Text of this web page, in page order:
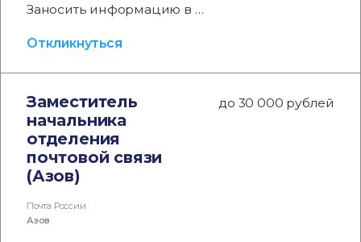
Заносить информацию в …
Откликнуться
Заместитель
начальника
отделения
почтовой связи
(Азов)
до 30 000 рублей
Почта России
Азов